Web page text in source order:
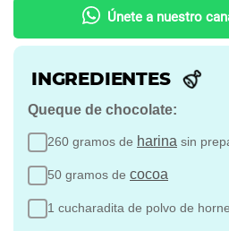
Únete a nuestro
INGREDIENTES
Queque de chocolate:
260 gramos de harina sin
50 gramos de cocoa
1 cucharadita de polvo de